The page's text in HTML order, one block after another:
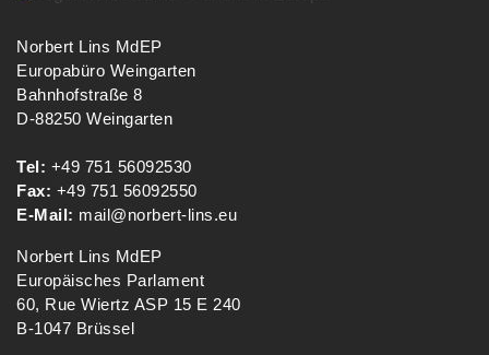
Norbert Lins MdEP
Europabüro Weingarten
Bahnhofstraße 8
D-88250 Weingarten
Tel: +49 751 56092530
Fax: +49 751 56092550
E-Mail: mail@norbert-lins.eu
Norbert Lins MdEP
Europäisches Parlament
60, Rue Wiertz ASP 15 E 240
B-1047 Brüssel